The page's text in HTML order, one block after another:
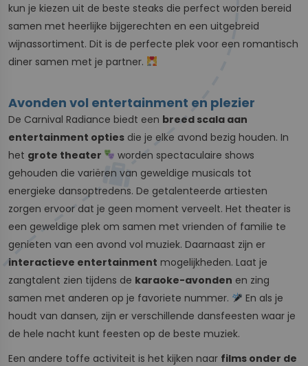
kun je kiezen uit de beste steaks die perfect worden bereid
samen met heerlijke bijgerechten en een uitgebreid
wijnassortiment. Dit is de perfecte plek voor een romantisch
diner samen met je partner.
Avonden vol entertainment en plezier
De Carnival Radiance biedt een breed scala aan
entertainment opties die je elke avond bezig houden. In
het grote theater
worden spectaculaire shows
gehouden die variëren van geweldige musicals tot
energieke dansoptredens. De getalenteerde artiesten
zorgen ervoor dat je geen moment verveelt. Het theater is
een geweldige plek om samen met vrienden of familie te
genieten van een avond vol muziek. Daarnaast zijn er
interactieve entertainment mogelijkheden. Laat je
zangtalent zien tijdens de karaoke-avonden en zing
samen met anderen op je favoriete nummer.
En als je
houdt van dansen, zijn er verschillende dansfeesten waar je
de hele nacht kunt feesten op de beste muziek.
Een andere toffe activiteit is het kijken naar films onder de